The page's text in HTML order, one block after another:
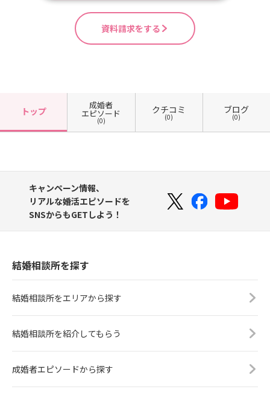
資料請求をする
トップ
成婚者
エピソード
(0)
クチコミ
(0)
ブログ
(0)
キャンペーン情報、
リアルな婚活エピソードを
SNSからもGETしよう！
結婚相談所を探す
結婚相談所をエリアから探す
結婚相談所を紹介してもらう
成婚者エピソードから探す